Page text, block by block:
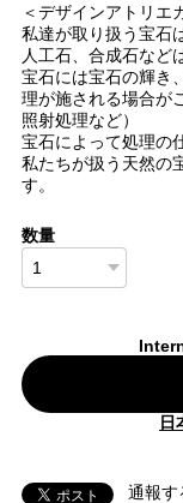
＜デザインアトリエ
私達が取り扱う宝石
人工石、合成石など
宝石には宝石の輝き
理が施される場合が
照射処理など）
宝石によって処理の
私たちが扱う天然の
す。
数量
日
通報す